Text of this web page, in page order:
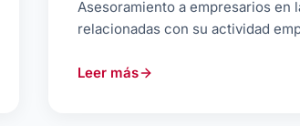
Asesoramiento a empresarios
relacionadas con su actividad
Leer más